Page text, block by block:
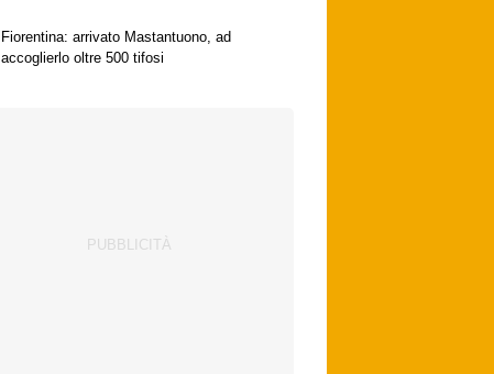
Fiorentina: arrivato Mastantuono, ad
accoglierlo oltre 500 tifosi